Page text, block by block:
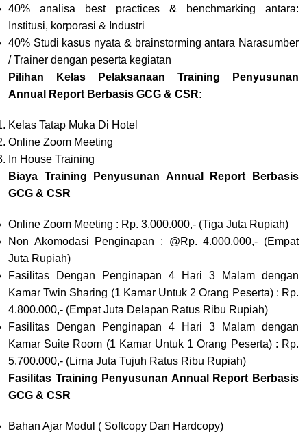
40% analisa best practices & benchmarking antara:
Institusi, korporasi & Industri
40% Studi kasus nyata & brainstorming antara Narasumber
/ Trainer dengan peserta kegiatan
Pilihan Kelas Pelaksanaan Training Penyusunan
Annual Report Berbasis GCG & CSR:
Kelas Tatap Muka Di Hotel
Online Zoom Meeting
In House Training
Biaya Training Penyusunan Annual Report Berbasis
GCG & CSR
Online Zoom Meeting : Rp. 3.000.000,- (Tiga Juta Rupiah)
Non Akomodasi Penginapan : @Rp. 4.000.000,- (Empat
Juta Rupiah)
Fasilitas Dengan Penginapan 4 Hari 3 Malam dengan
Kamar Twin Sharing (1 Kamar Untuk 2 Orang Peserta) : Rp.
4.800.000,- (Empat Juta Delapan Ratus Ribu Rupiah)
Fasilitas Dengan Penginapan 4 Hari 3 Malam dengan
Kamar Suite Room (1 Kamar Untuk 1 Orang Peserta) : Rp.
5.700.000,- (Lima Juta Tujuh Ratus Ribu Rupiah)
Fasilitas Training Penyusunan Annual Report Berbasis
GCG & CSR
Bahan Ajar Modul ( Softcopy Dan Hardcopy)